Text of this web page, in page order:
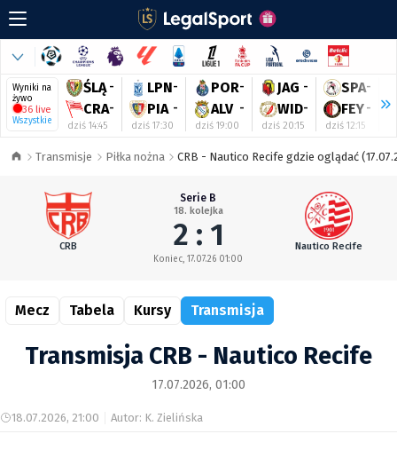
Wyniki na
żywo
36 live
Wszystkie
ŚLĄ -
CRA-
dziś 14:45
LPN-
PIA -
dziś 17:30
POR-
ALV -
dziś 19:00
JAG -
WID-
dziś 20:15
SPA-
FEY-
dziś 12:15
Transmisje Piłka nożna CRB - Nautico Recife gdzie oglądać
CRB
Serie B
18. kolejka
2 : 1
Koniec, 17.07.26 01:00
Nautico Recife
Mecz Tabela Kursy Transmisja
Transmisja CRB - Nautico Recife
17.07.2026, 01:00
18.07.2026, 21:00 Autor: K. Zielińska